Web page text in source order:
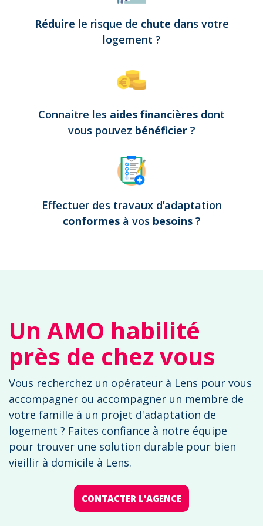
Réduire le risque de chute dans votre
logement ?
Connaitre les aides financières dont
vous pouvez bénéficier ?
Effectuer des travaux d’adaptation
conformes à vos besoins ?
Un AMO habilité
près de chez vous
Vous recherchez un opérateur à Lens pour vous
accompagner ou accompagner un membre de
votre famille à un projet d'adaptation de
logement ? Faites confiance à notre équipe
pour trouver une solution durable pour bien
vieillir à domicile à Lens.
CONTACTER L'AGENCE